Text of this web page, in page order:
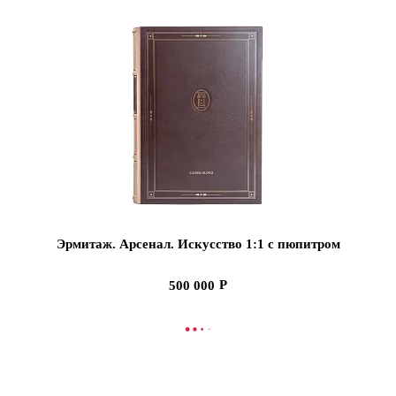
Эрмитаж. Арсенал. Искусство 1:1 с пюпитром
500 000
В КОРЗИНУ